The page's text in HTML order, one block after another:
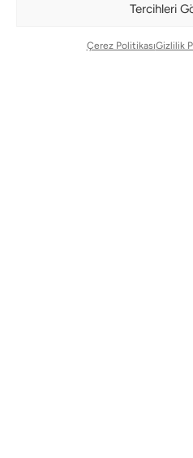
Tercihleri
Çerez PolitikasıGizlilik